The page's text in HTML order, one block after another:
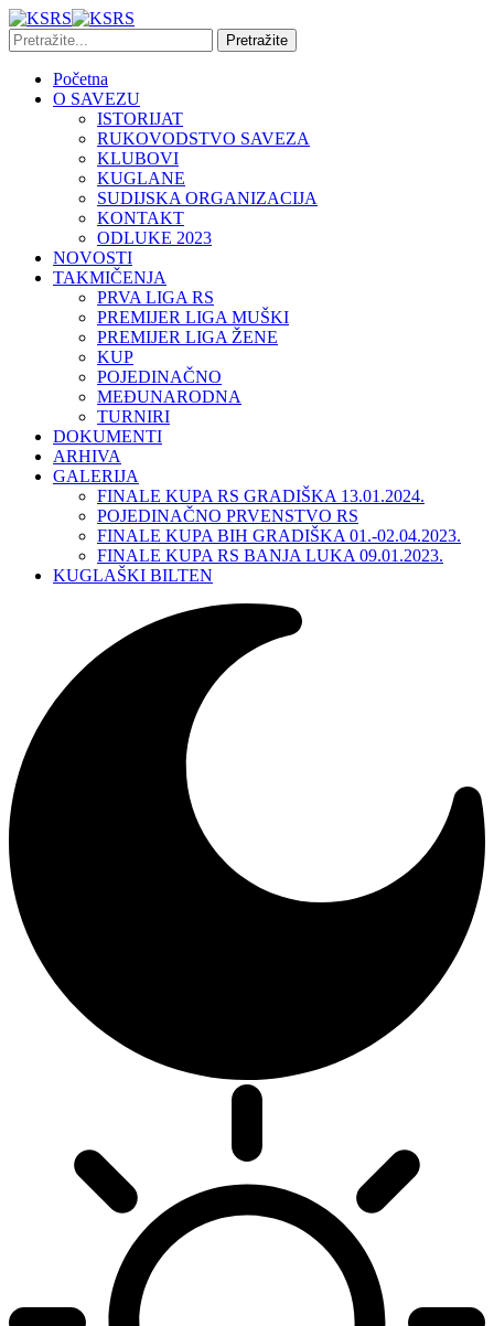
Početna
O SAVEZU
ISTORIJAT
RUKOVODSTVO SAVEZA
KLUBOVI
KUGLANE
SUDIJSKA ORGANIZACIJA
KONTAKT
ODLUKE 2023
NOVOSTI
TAKMIČENJA
PRVA LIGA RS
PREMIJER LIGA MUŠKI
PREMIJER LIGA ŽENE
KUP
POJEDINAČNO
MEĐUNARODNA
TURNIRI
DOKUMENTI
ARHIVA
GALERIJA
FINALE KUPA RS GRADIŠKA 13.01.2024.
POJEDINAČNO PRVENSTVO RS
FINALE KUPA BIH GRADIŠKA 01.-02.04.2023.
FINALE KUPA RS BANJA LUKA 09.01.2023.
KUGLAŠKI BILTEN